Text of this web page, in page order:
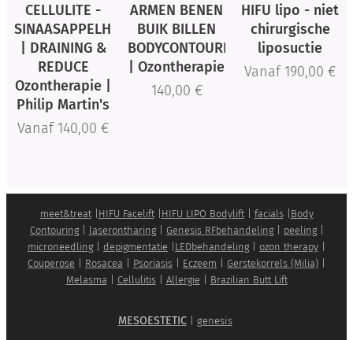
CELLULITE -
SINAASAPPELHUID
| DRAINING &
REDUCE
Ozontherapie |
Philip Martin's
Vanaf 140,00 €
ARMEN BENEN
BUIK BILLEN
BODYCONTOURING
| Ozontherapie
140,00 €
HIFU lipo - niet
chirurgische
liposuctie
Vanaf 190,00 €
meet&treat| HIFU Facelift| HIFU LIPO Bodylift| facials| Body
Contouring| laserontharing| Genesis RFbehandeling| peeling|
microneedling| depigmentatie LEDbehandeling| ozon therapy
Couperose
Rosacea Psoriasis Eczeem Gerstekorrels (Milia)
Melasma
Cellulitis| Allergie Brazilian Butt Lift
MESOESTETIC| genesis